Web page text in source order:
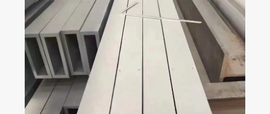
Ocelový plech válcovaný za tepla
Ukázat více >>